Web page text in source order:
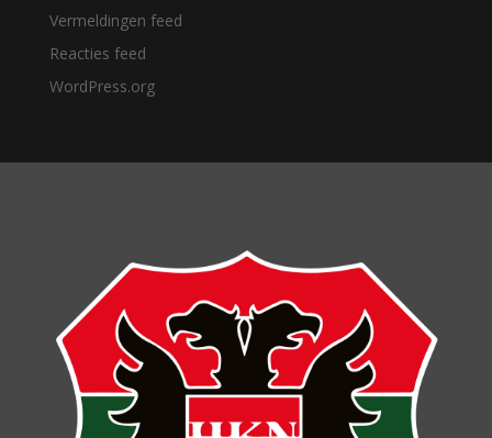
Vermeldingen feed
Reacties feed
WordPress.org